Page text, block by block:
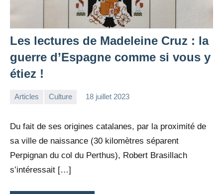
Les lectures de Madeleine Cruz : la
guerre d’Espagne comme si vous y
étiez !
Articles Culture 18 juillet 2023
Du fait de ses origines catalanes, par la proximité de
sa ville de naissance (30 kilomètres séparent
Perpignan du col du Perthus), Robert Brasillach
s’intéressait […]